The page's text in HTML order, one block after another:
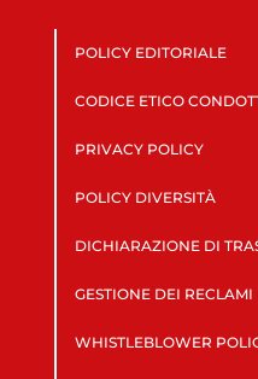
POLICY EDITORIALE
CODICE ETICO
PRIVACY POLICY
POLICY DIVERSITÀ
DICHIARAZIONE DI
GESTIONE DEI RECLAMI
WHISTLEBLOWER